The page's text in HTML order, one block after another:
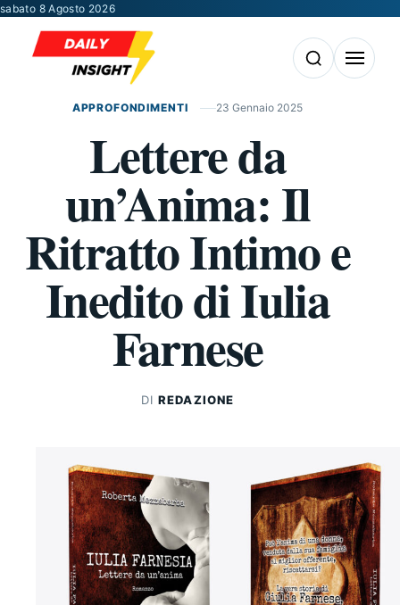
Vai al contenuto
sabato 8 Agosto 2026
Apri la ricerca
Apri il
APPROFONDIMENTI 23 Gennaio 2025
Lettere da
un’Anima: Il
Ritratto Intimo e
Inedito di Iulia
Farnese
DIREDAZIONE